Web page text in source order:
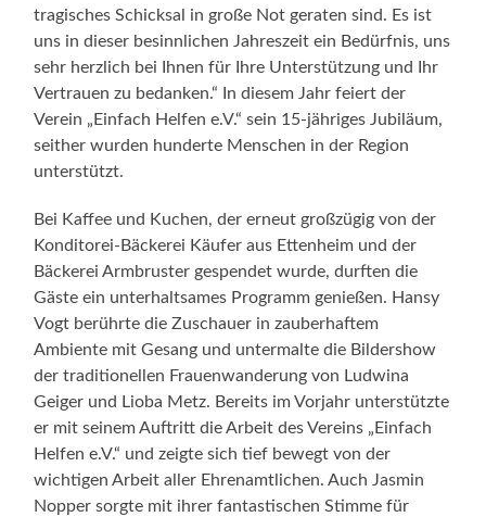
tragisches Schicksal in große Not geraten sind. Es ist
uns in dieser besinnlichen Jahreszeit ein Bedürfnis, uns
sehr herzlich bei Ihnen für Ihre Unterstützung und Ihr
Vertrauen zu bedanken.“ In diesem Jahr feiert der
Verein „Einfach Helfen e.V.“ sein 15-jähriges Jubiläum,
seither wurden hunderte Menschen in der Region
unterstützt.
Bei Kaffee und Kuchen, der erneut großzügig von der
Konditorei-Bäckerei Käufer aus Ettenheim und der
Bäckerei Armbruster gespendet wurde, durften die
Gäste ein unterhaltsames Programm genießen. Hansy
Vogt berührte die Zuschauer in zauberhaftem
Ambiente mit Gesang und untermalte die Bildershow
der traditionellen Frauenwanderung von Ludwina
Geiger und Lioba Metz. Bereits im Vorjahr unterstützte
er mit seinem Auftritt die Arbeit des Vereins „Einfach
Helfen e.V.“ und zeigte sich tief bewegt von der
wichtigen Arbeit aller Ehrenamtlichen. Auch Jasmin
Nopper sorgte mit ihrer fantastischen Stimme für